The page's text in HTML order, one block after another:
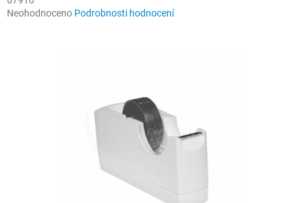
Průměrné
Neohodnoceno Podrobnosti hodnocení